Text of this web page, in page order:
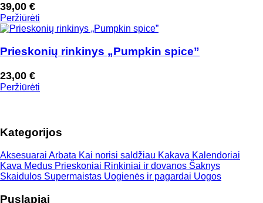
39,00 €
Peržiūrėti
Prieskonių rinkinys „Pumpkin spice”
23,00 €
Peržiūrėti
Kategorijos
Aksesuarai Arbata Kai norisi saldžiau Kakava Kalendoriai
Kava Medus Prieskoniai Rinkiniai ir dovanos Šaknys
Skaidulos Supermaistas Uogienės ir pagardai Uogos
Puslapiai